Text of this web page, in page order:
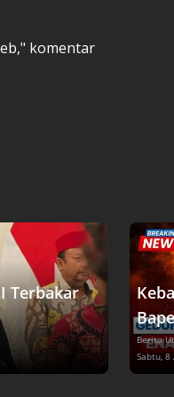
komentar
Terbakar
Berita
Sabtu, 8